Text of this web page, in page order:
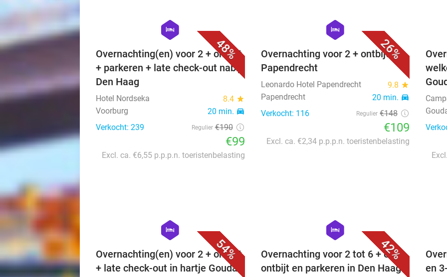
48%
hexagon
hotel
Overnachting(en) voor 2 + ontbijt
+ parkeren + late check-out nabij
Den Haag
Hotel Nordseka 8.4 star
Voorburg 20 min. directions_car
Verkocht: 239 Regulier €190
€99
Excl. ca. €6,55 p.p.p.n. toeristenbelasting
26%
hexagon
hotel
Overnachting voor 2 + ontbijt in
Papendrecht
Leonardo Hotel Papendrecht 9.8 star
Papendrecht 20 min. directions_car
Verkocht: 116 Regulier €148
€109
Excl. ca. €2,34 p.p.p.n. toeristenbelasting
54%
hexagon
hotel
Overnachting(en) voor 2 + ontbijt
+ late check-out in hartje Gouda
42%
hexagon
hotel
Overnachting voor 2 tot 6 + evt.
ontbijt en parkeren in Den Haag
en